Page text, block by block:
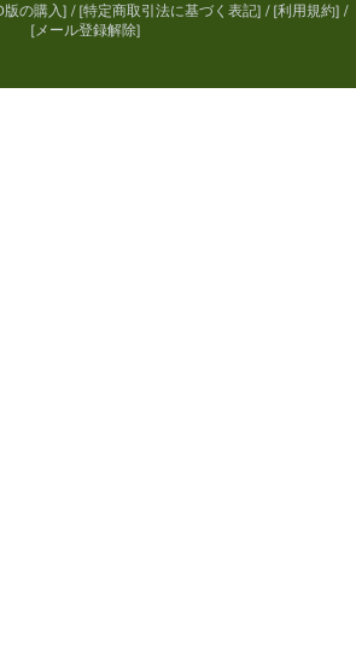
版の購入] / [特定商取引法に基づく表記] / [利用規約] /
[メール登録解除]